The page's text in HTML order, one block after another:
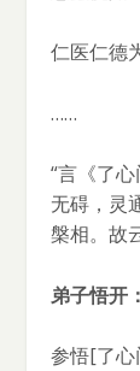
仁医仁德
……
“言《了
无碍，灵
槃相。故
弟子悟开
参悟[了